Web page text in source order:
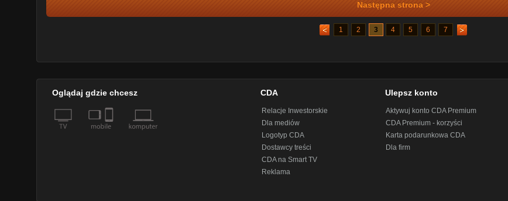
Następna strona >
1 2 3 4 5 6 7
Oglądaj gdzie chcesz CDA
Relacje Inwestorskie
Dla mediów
Logotyp CDA
Dostawcy treści
CDA na Smart TV
Reklama
Ulepsz konto
Aktywuj konto CDA Premium
CDA Premium - korzyści
Karta podarunkowa CDA
Dla firm